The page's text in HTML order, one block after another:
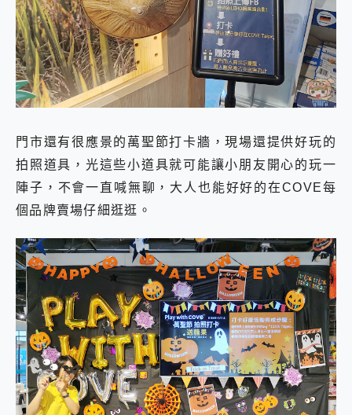
門市還有很應景的萬聖節打卡牆，現場還提供好玩的
拍照道具，光這些小道具就可能讓小朋友開心的玩一
陣子，不會一直喊無聊，大人也能好好的在COVE每
個品牌賣場仔細逛逛。